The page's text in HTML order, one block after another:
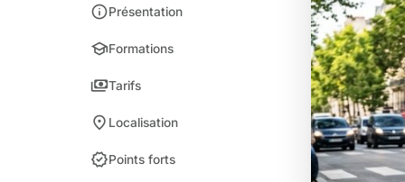
infoPrésentation
schoolFormations
paymentsTarifs
location_on Localisation
verifiedPoints forts